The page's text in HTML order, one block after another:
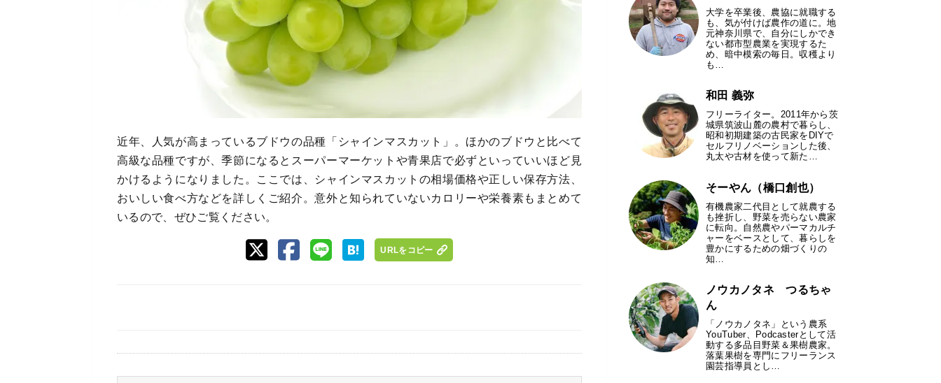
近年、人気が高まっているブドウの品種「シャインマスカット」。ほかのブドウと比べて
高級な品種ですが、季節になるとスーパーマーケットや青果店で必ずといっていいほど見
かけるようになりました。ここでは、シャインマスカットの相場価格や正しい保存方法、
おいしい食べ方などを詳しくご紹介。意外と知られていないカロリーや栄養素もまとめて
いるので、ぜひご覧ください。
URLをコピー
大学を卒業後、農協に就職する
も、気が付けば農作の道に。地
元神奈川県で、自分にしかでき
ない都市型農業を実現するた
め、暗中模索の毎日。収穫より
も…
和田 義弥
フリーライター。2011年から茨
城県筑波山麓の農村で暮らし、
昭和初期建築の古民家をDIYで
セルフリノベーションした後、
丸太や古材を使って新た…
そーやん（橋口創也）
有機農家二代目として就農する
も挫折し、野菜を売らない農家
に転向。自然農やパーマカルチ
ャーをベースとして、暮らしを
豊かにするための畑づくりの
知…
ノウカノタネ つるちゃ
ん
「ノウカノタネ」という農系
YouTuber、Podcasterとして活
動する多品目野菜＆果樹農家。
落葉果樹を専門にフリーランス
園芸指導員とし…